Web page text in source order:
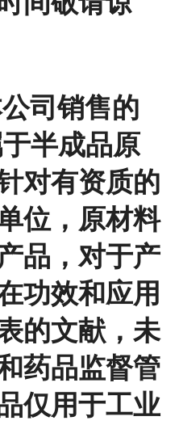
司销售的
半成品原
对有资质的
位，原材料
品，对于产
功效和应用
的文献，未
药品监督管
仅用于工业